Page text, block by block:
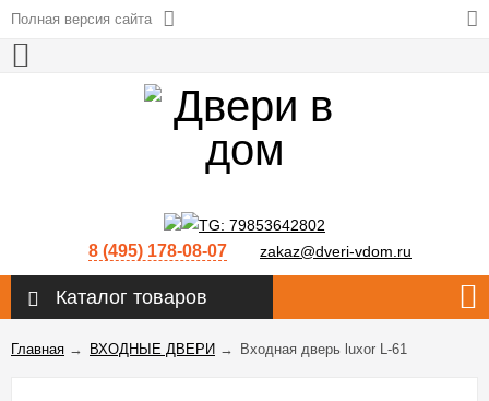
Полная версия сайта
8 (495) 178-08-07 zakaz@dveri-vdom.ru
Каталог товаров
Главная → ВХОДНЫЕ ДВЕРИ → Входная дверь luxor L-61